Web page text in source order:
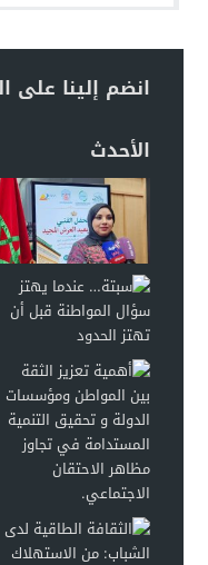
انضم إلينا على
الأحدث